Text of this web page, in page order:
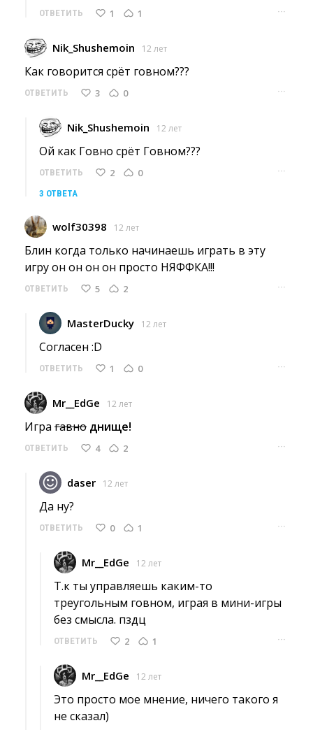
ОТВЕТИТЬ 1 1 ···
Nik_Shushemoin 12 лет
Как говорится срёт говном???
ОТВЕТИТЬ 3 0 ···
Nik_Shushemoin 12 лет
Ой как Говно срёт Говном???
ОТВЕТИТЬ 2 0 ···
3 ОТВЕТА
wolf30398 12 лет
Блин когда только начинаешь играть в эту
игру он он он он просто НЯФФКА!!!
ОТВЕТИТЬ 5 2 ···
MasterDucky 12 лет
Согласен :D
ОТВЕТИТЬ 1 0 ···
Mr__EdGe 12 лет
Игра гавно днище!
ОТВЕТИТЬ 4 2 ···
daser 12 лет
Да ну?
ОТВЕТИТЬ 0 1 ···
Mr__EdGe 12 лет
Т.к ты управляешь каким-то
треугольным говном, играя в мини-игры
без смысла. пздц
ОТВЕТИТЬ 2 1 ···
Mr__EdGe 12 лет
Это просто мое мнение, ничего такого я
не сказал)